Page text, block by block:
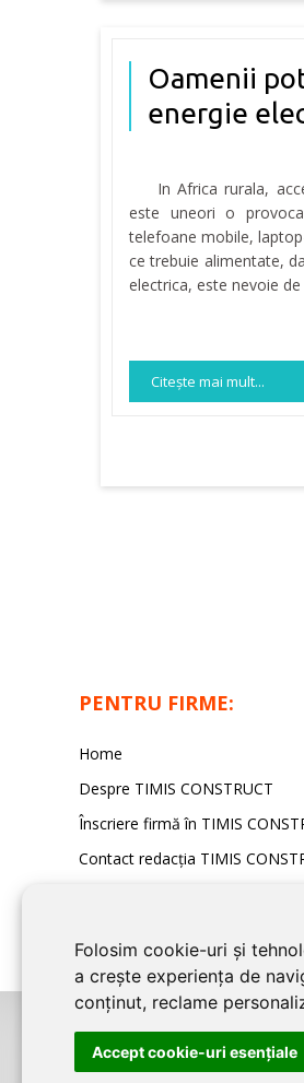
Folosim cookie-uri și
a crește experiența de
conținut, reclame
Accept cookie-uri esenţiale
Oamenii
energie
In Africa rurala,
este uneori o
telefoane mobile,
ce trebuie alimentate,
electrica, este nevoie
Citeşte mai mult...
PENTRU FIRME:
Home
Despre TIMIS CONSTRUCT
Înscriere firmă în TIMIS
Contact redacția TIMIS
©2026 TIMIS CONSTRUCT este un